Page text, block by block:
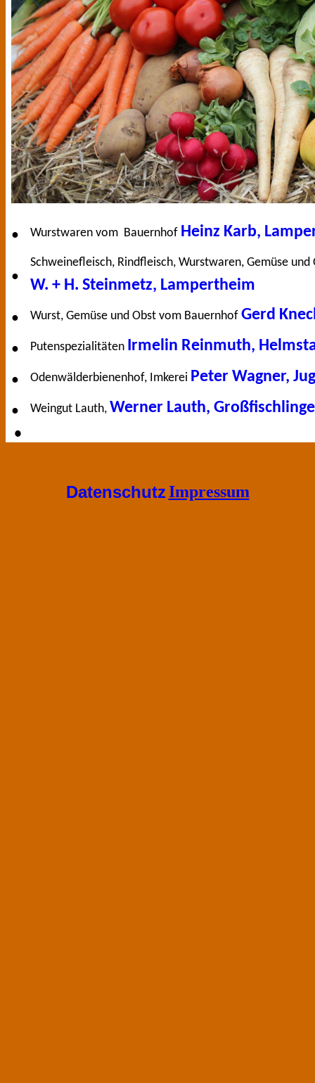
● Wurstwaren vom Bauernhof Heinz Karb,
●
Schweinefleisch, Rindfleisch, Wurstwaren, Gemüse
W. + H. Steinmetz, Lampertheim
● Wurst, Gemüse und Obst vom Bauernhof Gerd
● Putenspezialitäten Irmelin Reinmuth,
● Odenwälderbienenhof, Imkerei Peter Wagner,
● Weingut Lauth, Werner Lauth,
●
DatenschutzImpressum